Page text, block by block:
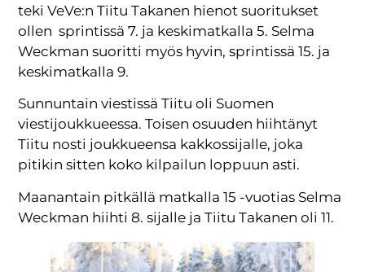
teki VeVe:n Tiitu Takanen hienot suoritukset
ollen sprintissä 7. ja keskimatkalla 5. Selma
Weckman suoritti myös hyvin, sprintissä 15. ja
keskimatkalla 9.
Sunnuntain viestissä Tiitu oli Suomen
viestijoukkueessa. Toisen osuuden hiihtänyt
Tiitu nosti joukkueensa kakkossijalle, joka
pitikin sitten koko kilpailun loppuun asti.
Maanantain pitkällä matkalla 15 -vuotias Selma
Weckman hiihti 8. sijalle ja Tiitu Takanen oli 11.